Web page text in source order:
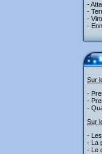
-
-
-
-
Sur
-
-
-
Sur
-
- La
- Le